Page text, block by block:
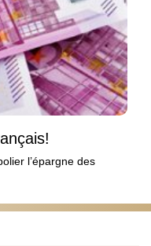
l’épargne des